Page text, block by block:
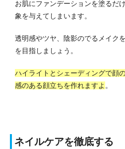
お肌にファンデーションを塗るだ
象を与えてしまいます。
透明感やツヤ、陰影のでるメイク
を目指しましょう。
ハイライトとシェーディングで顔
感のある顔立ちを作れますよ 。
ネイルケアを徹底する